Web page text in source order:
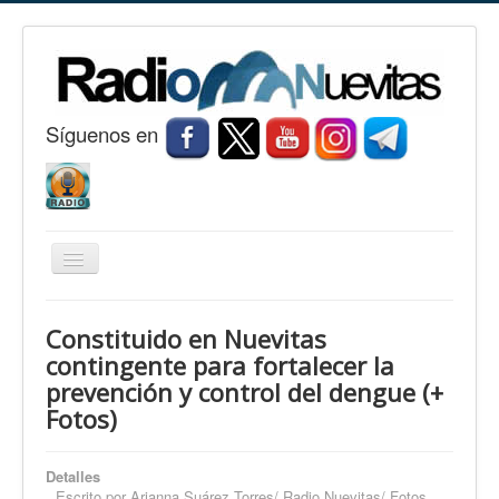
Síguenos en
Cambiar
Nuevitas
Noticias
Conozca Nuevitas
Constituido en Nuevitas
contingente para fortalecer la
prevención y control del dengue (+
Fotos)
Detalles